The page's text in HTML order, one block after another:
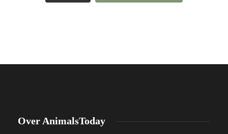
Over AnimalsToday